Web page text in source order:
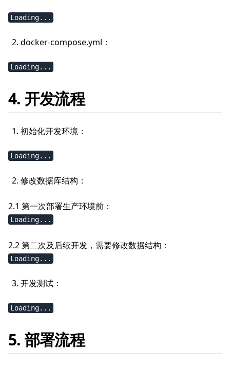
Loading...
docker-compose.yml：
Loading...
4. 开发流程
初始化开发环境：
Loading...
修改数据库结构：
2.1 第一次部署生产环境前：
Loading...
2.2 第二次及后续开发，需要修改数据结构：
Loading...
开发测试：
Loading...
5. 部署流程